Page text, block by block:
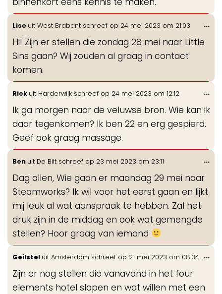
Lise uit West Brabant schreef op 24 mei 2023 om 21:03
Hi! Zijn er stellen die zondag 28 mei naar Little
Sins gaan? Wij zouden al graag in contact
komen.
...
Riek uit Harderwijk schreef op 24 mei 2023 om 12:12
Ik ga morgen naar de veluwse bron. Wie kan ik
daar tegenkomen? Ik ben 22 en erg gespierd.
Geef ook graag massage.
...
Ben uit De Bilt schreef op 23 mei 2023 om 23:11
Dag allen, Wie gaan er maandag 29 mei naar
Steamworks? Ik wil voor het eerst gaan en lijkt
mij leuk al wat aanspraak te hebben. Zal het
druk zijn in de middag en ook wat gemengde
stellen? Hoor graag van iemand
...
Geilstel uit Amsterdam schreef op 21 mei 2023 om 08:34
Zijn er nog stellen die vanavond in het four
elements hotel slapen en wat willen met een
...